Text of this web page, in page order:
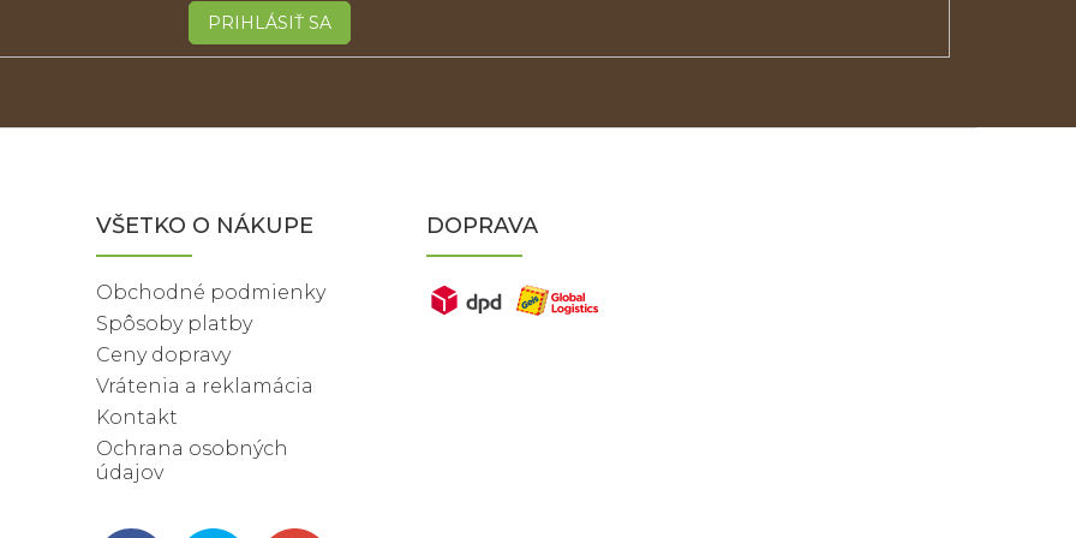
PRIHLÁSIŤ SA
VŠETKO O NÁKUPE
Obchodné podmienky
Spôsoby platby
Ceny dopravy
Vrátenia a reklamácia
Kontakt
Ochrana osobných
údajov
DOPRAVA